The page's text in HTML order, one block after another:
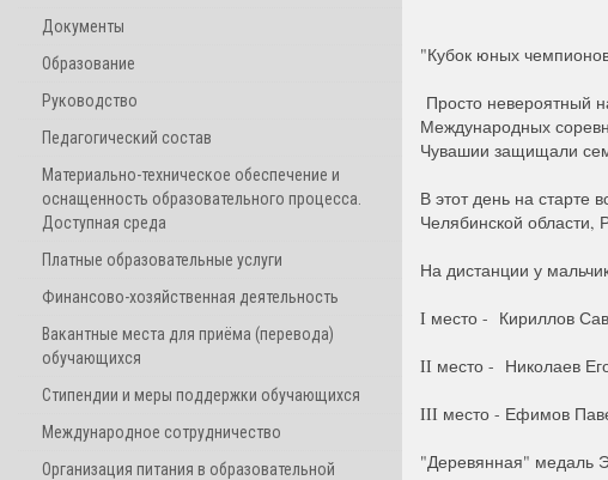
Документы
Образование
Руководство
Педагогический состав
Материально-техническое обеспечение и
оснащенность образовательного процесса.
Доступная среда
Платные образовательные услуги
Финансово-хозяйственная деятельность
Вакантные места для приёма (перевода)
обучающихся
Стипендии и меры поддержки обучающихся
Международное сотрудничество
Организация питания в образовательной
"Кубок юных
Просто невероятный
Международных
Чувашии защищали
В этот день на старте
Челябинской области,
На дистанции у
I место - Кириллов
II место - Николаев
III место - Ефимов
"Деревянная" медаль